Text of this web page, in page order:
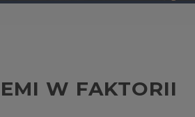
W FAKTORII